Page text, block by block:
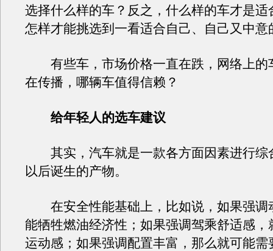
选择什么样的车？反之，什么样的车才是适
怎样才能挑选到一看适合自己、自己又中意
有些车，市场价格一直在跌，网络上的
在传播，哪辆车值得信赖？
给年轻人的选车建议
其实，汽车就是一款各方面因素进行综
以后诞生的产物。
在安全性能基础上，比如说，如果强调
能牺牲燃油经济性；如果强调驾乘舒适感，
运动感；如果强调配置丰富，那么就可能需